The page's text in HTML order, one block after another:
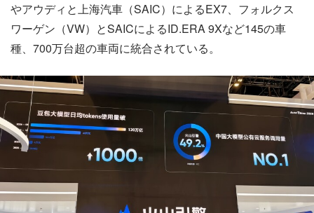
やアウディと上海汽車（SAIC）によるEX7、フォルクス
ワーゲン（VW）とSAICによるID.ERA 9Xなど145の車
種、700万台超の車両に統合されている。